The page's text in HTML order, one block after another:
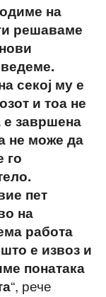
на
решаваме
секој му е
и тоа не
е завршена
не може да
го
пет
на
работа
е извоз и
понатака
“, рече